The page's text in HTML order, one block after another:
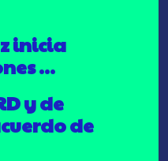
inicia
...
y de
de